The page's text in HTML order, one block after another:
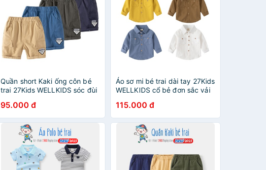
Quần short Kaki ống côn bé
trai 27Kids WELLKIDS sóc đùi
BSKK1
95.000 đ
Áo sơ mi bé trai dài tay 27Kids
WELLKIDS cổ bẻ đơn sắc vải
8 tuổi BLSH1
115.000 đ